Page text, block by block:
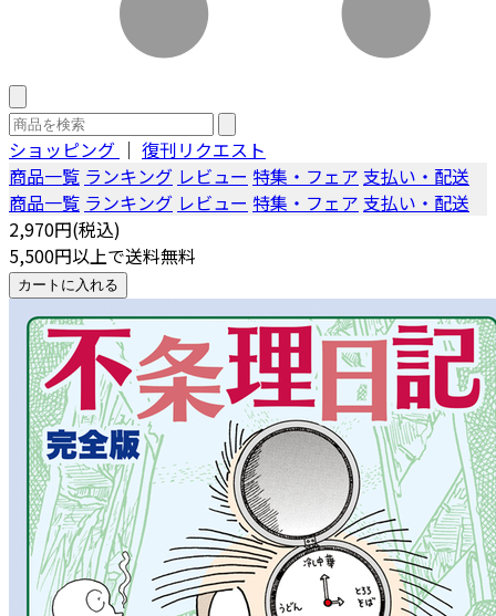
ショッピング ｜ 復刊リクエスト
商品一覧 ランキング レビュー 特集・フェア 支払い・配送
商品一覧 ランキング レビュー 特集・フェア 支払い・配送
2,970円(税込)
5,500円以上で送料無料
カートに入れる